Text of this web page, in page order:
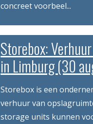
concreet voorbeel...
Storebox:
in Limburg (30
Storebox is een
verhuur van
storage units kunnen